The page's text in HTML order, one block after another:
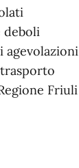
deboli
Friuli